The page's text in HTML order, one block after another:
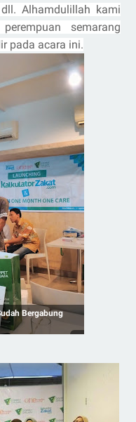
Alhamdulillah kami
semarang
pada acara ini.
Bergabung